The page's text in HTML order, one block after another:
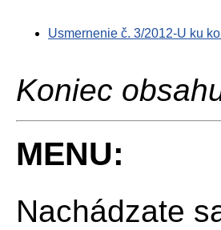
Usmernenie č. 3/2012-U ku
Koniec
MENU:
Nachádzate